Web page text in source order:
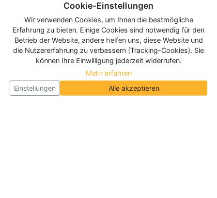
Cookie-Einstellungen
Wir verwenden Cookies, um Ihnen die bestmögliche
Erfahrung zu bieten. Einige Cookies sind notwendig für den
Betrieb der Website, andere helfen uns, diese Website und
die Nutzererfahrung zu verbessern (Tracking-Cookies). Sie
können Ihre Einwilligung jederzeit widerrufen.
Mehr erfahren
Einstellungen
Alle akzeptieren